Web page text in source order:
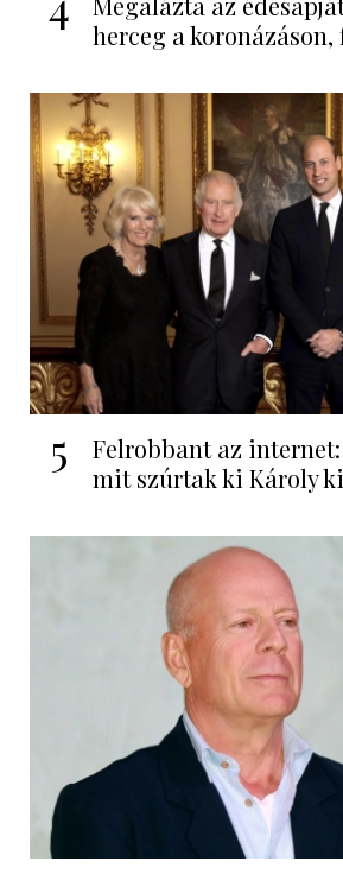
herceg a koronázáson,
5
Felrobbant az
mit szúrtak ki Károly